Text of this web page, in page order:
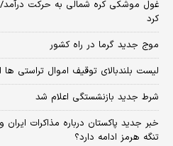
غول موشکی کره شمالی به حرکت
کرد
موج جدید گرما در راه کشور
لیست بلندبالای توقیف اموال تراستی ها
شرط جدید بازنشستگی اعلام شد
خبر جدید پاکستان درباره مذاکرات ایران
تنگه هرمز ادامه دارد؟